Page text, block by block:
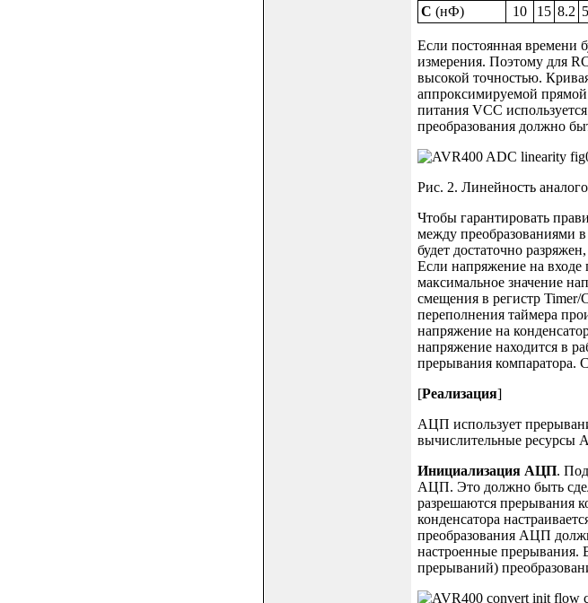
C (нФ) 10 15 8.2
Если постоянная времени
измерения. Поэтому для
высокой точностью.
аппроксимируемой
питания VCC
преобразования должно
Рис. 2. Линейность
Чтобы гарантировать
между преобразованиями
будет достаточно
Если напряжение на входе
максимальное значение
смещения в регистр Timer/
переполнения таймера
напряжение на
напряжение находится в
прерывания компаратора.
[Реализация]
АЦП использует
вычислительные ресурсы
Инициализация АЦП.
АЦП. Это должно быть
разрешаются прерывания
конденсатора
преобразования АЦП
настроенные прерывания.
прерываний)